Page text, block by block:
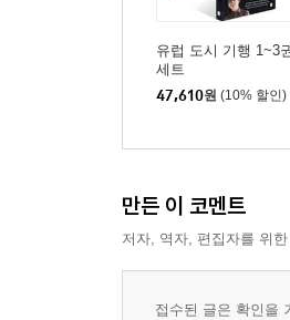
- 이타적 인간의 가능성
11. 우리는 왜 부자가
- 부富는 그 자체가 목
- 인간은 누구나 보수적
12. 문명이 발전해도
- 뉴욕에 재림한 리카도
유럽 도시 기행 1~3
세트
47,610원 (10% 할인)
만든 이 코멘트
저자, 역자, 편집자를 위
접수된 글은 확인을